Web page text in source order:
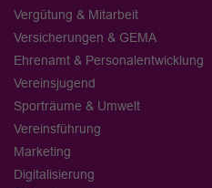
Vergütung & Mitarbeit
Versicherungen & GEMA
Ehrenamt & Personalentwicklung
Vereinsjugend
Sporträume & Umwelt
Vereinsführung
Marketing
Digitalisierung